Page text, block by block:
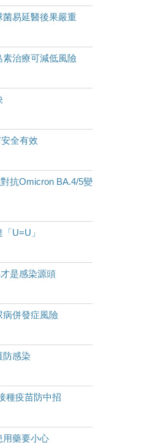
易延醫後果嚴重
素治療可減低風險
全有效
抗Omicron BA.4/5變
U=U」
是感染源頭
併發症風險
防感染
種疫苗防中招
用藥要小心